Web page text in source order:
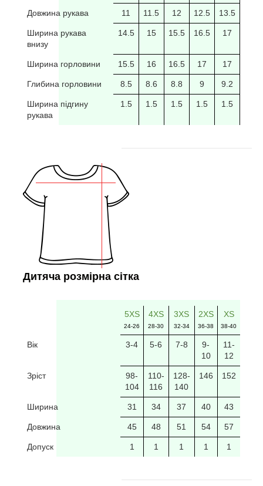
Довжина рукава 11 11.5 12 12.5 13.5
Ширина рукава
внизу
14.5 15 15.5 16.5 17
Ширина горловини 15.5 16 16.5 17 17
Глибина горловини 8.5 8.6 8.8 9 9.2
Ширина підгину
рукава
1.5 1.5 1.5 1.5 1.5
Дитяча розмірна сітка
5XS
24-26
4XS
28-30
3XS
32-34
2XS
36-38
XS
38-40
Вік 3-4 5-6 7-8
9-
10
11-
12
Зріст
98-
104
110-
116
128-
140
146 152
Ширина 31 34 37 40 43
Довжина 45 48 51 54 57
Допуск 1 1 1 1 1